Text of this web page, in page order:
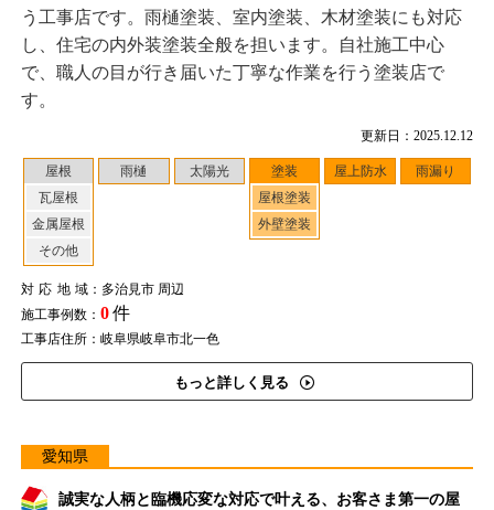
更新日：2025.12.12
屋根
瓦屋根
金属屋根
その他
雨樋 太陽光
塗装
屋根塗装
外壁塗装
屋上防水 雨漏り
対応地域：多治見市 周辺
施工事例数： 0件
工事店住所：岐阜県岐阜市北一色
もっと詳しく見る
う工事店です。雨樋塗装、室内塗装、木材塗装にも対応
し、住宅の内外装塗装全般を担います。自社施工中心
で、職人の目が行き届いた丁寧な作業を行う塗装店で
す。
愛知県
誠実な人柄と臨機応変な対応で叶える、お客さま第一の屋